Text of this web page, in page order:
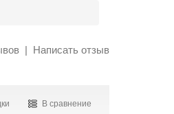
| Написать отзыв
В сравнение